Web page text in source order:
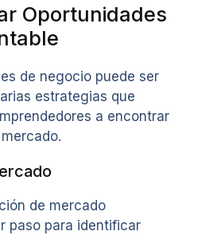
Oportunidades
de negocio puede ser
estrategias que
a encontrar
de mercado
paso para identificar